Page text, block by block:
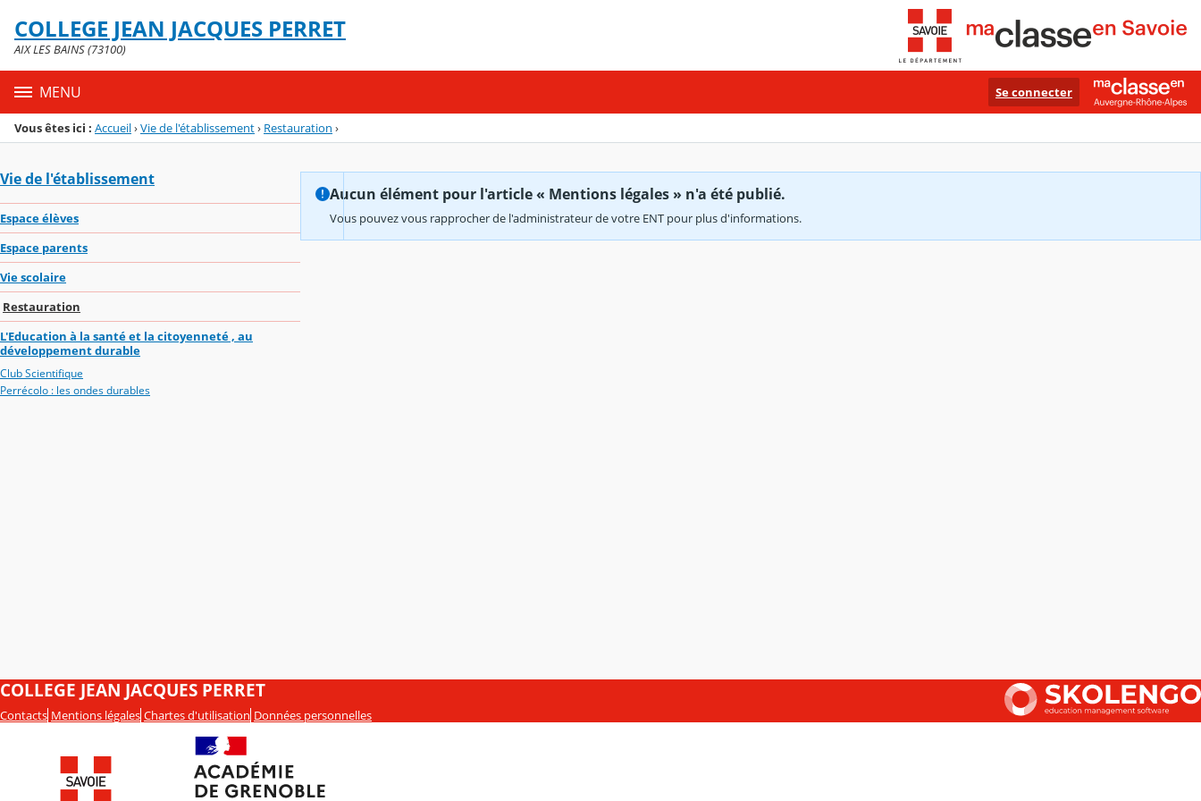
Menu de la rubrique
Contenu
COLLEGE JEAN JACQUES PERRET
AIX LES BAINS (73100)
MENU Se connecter
Vous êtes ici : Accueil›Vie de l'établissement› Restauration ›
Vie de l'établissement
Espace élèves
Espace parents
Vie scolaire
Restauration
L'Education à la santé et la citoyenneté , au
développement durable
Club Scientifique
Perrécolo : les ondes durables
Aucun élément pour l'article « Mentions légales » n'a été publié.
Vous pouvez vous rapprocher de l'administrateur de votre ENT pour plus d'informations.
COLLEGE JEAN JACQUES PERRET
Contacts Mentions légales Chartes d'utilisation Données personnelles